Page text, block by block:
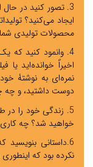
3. تصور کنید در
ایجاد می‌کنید؟
محصولات تولیدی شما
4. وانمود کنید که
اخیراً خوانده‌اید یا
نمره‌ای به نوشتۀ
دوست داشتید، و چه
5. زندگی خود را در
خواهید شد؟ چه کاری
6. داستانی
نکرده بود که